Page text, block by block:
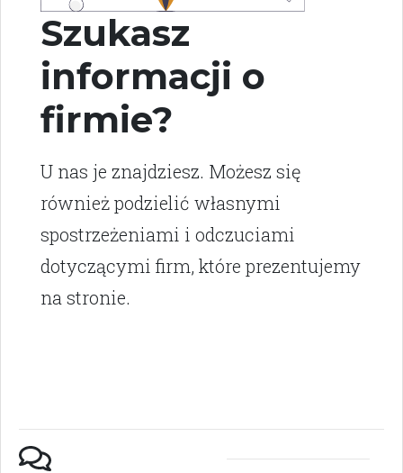
Szukasz
informacji o
firmie?
U nas je znajdziesz. Możesz się
również podzielić własnymi
spostrzeżeniami i odczuciami
dotyczącymi firm, które prezentujemy
na stronie.